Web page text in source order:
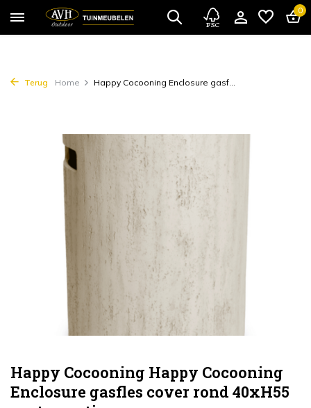
0
Terug Home Happy Cocooning Enclosure gasf...
Happy Cocooning Happy Cocooning
Enclosure gasfles cover rond 40xH55